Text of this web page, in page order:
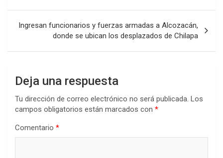
entradas
Ingresan funcionarios y fuerzas armadas a Alcozacán,
donde se ubican los desplazados de Chilapa
Deja una respuesta
Tu dirección de correo electrónico no será publicada. Los
campos obligatorios están marcados con *
Comentario *